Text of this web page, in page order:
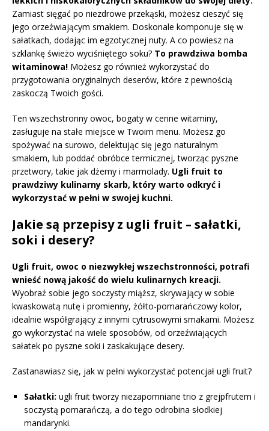
Zamiast sięgać po niezdrowe przekąski, możesz cieszyć się
jego orzeźwiającym smakiem. Doskonale komponuje się w
sałatkach, dodając im egzotycznej nuty. A co powiesz na
szklankę świeżo wyciśniętego soku? To prawdziwa bomba
witaminowa! Możesz go również wykorzystać do
przygotowania oryginalnych deserów, które z pewnością
zaskoczą Twoich gości.
Ten wszechstronny owoc, bogaty w cenne witaminy,
zasługuje na stałe miejsce w Twoim menu. Możesz go
spożywać na surowo, delektując się jego naturalnym
smakiem, lub poddać obróbce termicznej, tworząc pyszne
przetwory, takie jak dżemy i marmolady. Ugli fruit to
prawdziwy kulinarny skarb, który warto odkryć i
wykorzystać w pełni w swojej kuchni.
Jakie są przepisy z ugli fruit – sałatki,
soki i desery?
Ugli fruit, owoc o niezwykłej wszechstronności, potrafi
wnieść nową jakość do wielu kulinarnych kreacji.
Wyobraź sobie jego soczysty miąższ, skrywający w sobie
kwaskowatą nutę i promienny, żółto-pomarańczowy kolor,
idealnie współgrający z innymi cytrusowymi smakami. Możesz
go wykorzystać na wiele sposobów, od orzeźwiających
sałatek po pyszne soki i zaskakujące desery.
Zastanawiasz się, jak w pełni wykorzystać potencjał ugli fruit?
Sałatki: ugli fruit tworzy niezapomniane trio z grejpfrutem i
soczystą pomarańczą, a do tego odrobina słodkiej
mandarynki.